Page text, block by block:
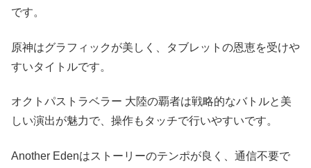
です。
原神はグラフィックが美しく、タブレットの恩恵を受けや
すいタイトルです。
オクトパストラベラー 大陸の覇者は戦略的なバトルと美
しい演出が魅力で、操作もタッチで行いやすいです。
Another Edenはストーリーのテンポが良く、通信不要で